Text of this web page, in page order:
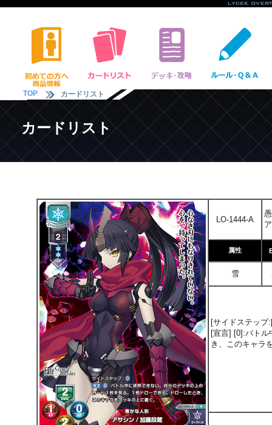
TOP カードリスト
カードリスト
LO-1444-A
属性
雪
[サイドステップ
[宣言] [0]:バトル
き、このキャラ